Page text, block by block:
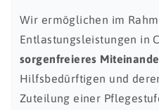
Wir ermöglichen im
Entlastungsleistungen in
sorgenfreieres
Hilfsbedürftigen und
Zuteilung einer